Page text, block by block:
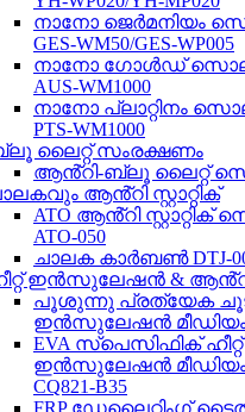
നാനോ ജെർമനിയം
GES-WM50/GES-WP005
നാനോ ഗോൾഡ്
AUS-WM1000
നാനോ പ്ലാറ്റിനം
PTS-WM1000
ലൈറ്റ് സംരക്ഷണം
ആൻ്റി-ബ്ലൂ ലൈറ്റ്
ആൻ്റി സ്റ്റാറ്റിക്
ATO ആൻ്റി
ATO-050
ചാലക കാർബൺ DTJ-
ഇൻസുലേഷൻ &
പൂശുന്നു പ്രത്യേക
ഇൻസുലേഷൻ
EVA സ്പെസിഫിക് ഹീറ്റ്
ഇൻസുലേഷൻ മീഡിയം
CQ821-B35
FRP ഡേലൈറ്റിംഗ്